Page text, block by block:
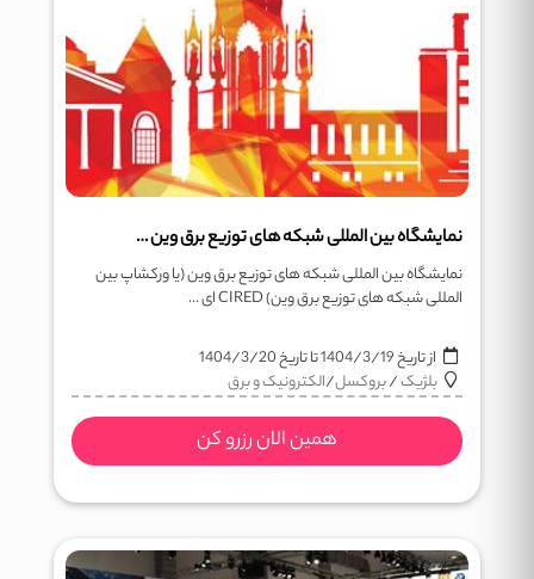
نمایشگاه بین المللی شبکه های توزیع برق وین CIRED
نمایشگاه بین المللی شبکه های توزیع برق وین (یا ورکشاپ بین
المللی شبکه های توزیع برق وین) CIRED ای ...
از تاریخ1404/3/19تا تاریخ1404/3/20
بلژیک/بروکسل/الکترونیک و برق
همین الان رزرو کن